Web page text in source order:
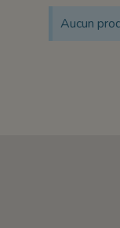
Aucun